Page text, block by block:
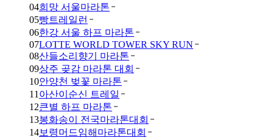
04희망 서울마라톤
05빵트레일런
06한강 서울 하프 마라톤
07LOTTE WORLD TOWER SKY RUN
08산들소리향기 마라톤
09상주 곶감 마라톤 대회
10안양천 벚꽃 마라톤
11 아산이순신 트레일
12큰별 하프 마라톤
13봉화송이 전국마라톤대회
14보령머드임해마라톤대회